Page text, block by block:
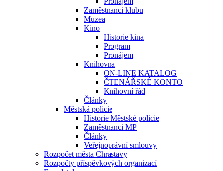
Zaměstnanci klubu
Muzea
Kino
Historie kina
Program
Pronájem
Knihovna
ON-LINE KATALOG
ČTENÁŘSKÉ KONTO
Knihovní řád
Články
Městská policie
Historie Městské policie
Zaměstnanci MP
Články
Veřejnoprávní smlouvy
Rozpočet města Chrastavy
Rozpočty příspěvkových organizací